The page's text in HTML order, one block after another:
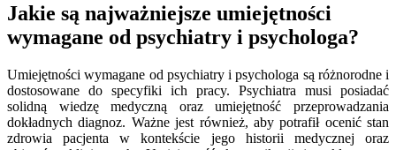
Jakie są najważniejsze umiejętności
wymagane od psychiatry i psychologa?
Umiejętności wymagane od psychiatry i psychologa są różnorodne i
dostosowane do specyfiki ich pracy. Psychiatra musi posiadać
solidną wiedzę medyczną oraz umiejętność przeprowadzania
dokładnych diagnoz. Ważne jest również, aby potrafił ocenić stan
zdrowia pacjenta w kontekście jego historii medycznej oraz